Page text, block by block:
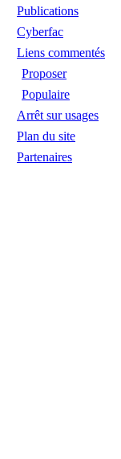
Publications
Cyberfac
Liens commentés
Proposer
Populaire
Arrêt sur usages
Plan du site
Partenaires